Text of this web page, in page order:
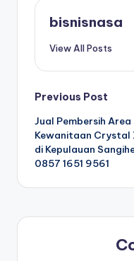
bisnisnasa
View All Posts
P
o
s
t
n
Previous Post
Jual Pembersih Area
Kewanitaan Crystal
di Kepulauan
0857 1651 9561